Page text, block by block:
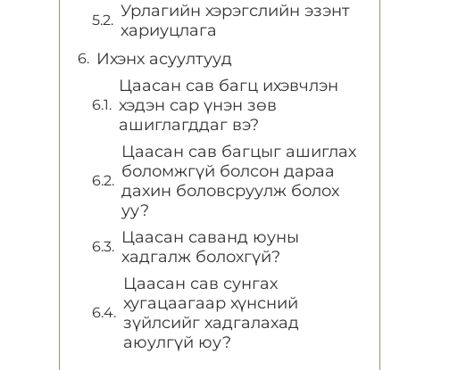
Урлагийн хэрэгслийн эзэнт
хариуцлага
Ихэнх асуултууд
Цаасан сав багц ихэвчлэн
хэдэн сар үнэн зөв
ашиглагддаг вэ?
Цаасан сав багцыг ашиглах
боломжгүй болсон дараа
дахин боловсруулж болох
уу?
Цаасан саванд юуны
хадгалж болохгүй?
Цаасан сав сунгах
хугацаагаар хүнсний
зүйлсийг хадгалахад
аюулгүй юу?